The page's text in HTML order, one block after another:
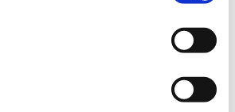
adoption from power system
21.04.2024